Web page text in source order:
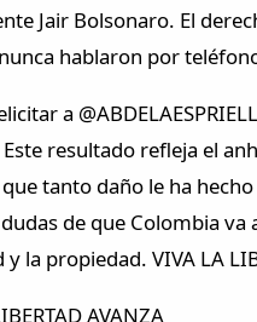
Jair Bolsonaro. El
hablaron por
a
resultado refleja el
tanto daño le ha
de que Colombia
y la propiedad. VIVA LA
AVANZA